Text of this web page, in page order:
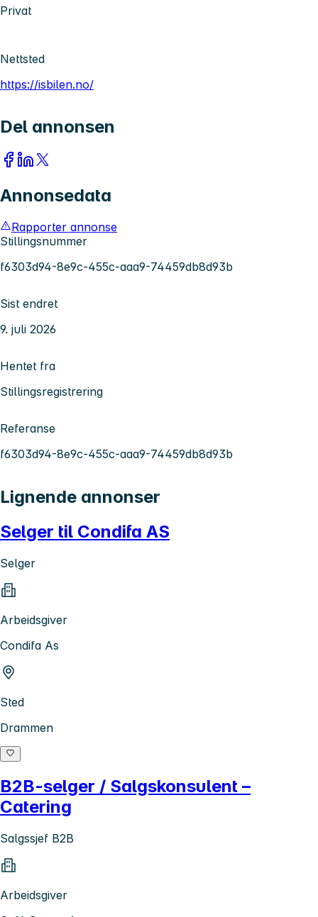
Privat
Nettsted
https://isbilen.no/
Del annonsen
Annonsedata
Rapporter annonse
Stillingsnummer
f6303d94-8e9c-455c-aaa9-74459db8d93b
Sist endret
9. juli 2026
Hentet fra
Stillingsregistrering
Referanse
f6303d94-8e9c-455c-aaa9-74459db8d93b
Lignende annonser
Selger til Condifa AS
Selger
Arbeidsgiver
Condifa As
Sted
Drammen
B2B-selger / Salgskonsulent –
Catering
Salgssjef B2B
Arbeidsgiver